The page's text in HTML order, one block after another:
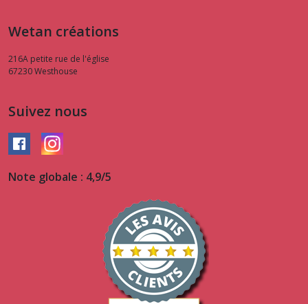
Wetan créations
216A petite rue de l'église
67230Westhouse
Suivez nous
Note globale : 4,9/5